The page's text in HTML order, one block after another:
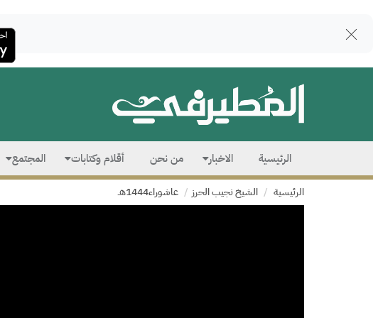
الرئيسية الاخبار من نحن أقلام وكتابات المجتمع
الرئيسية الشيخ نجيب الحرز عاشوراء1444هـ